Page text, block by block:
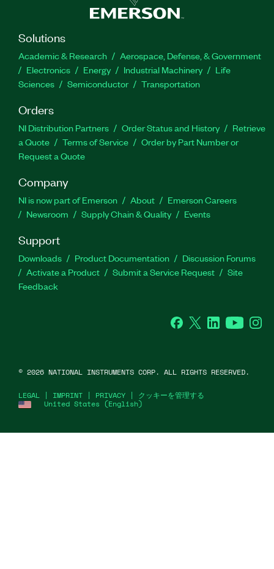
Solutions
Academic & Research
Aerospace, Defense, & Government
Electronics
Energy Industrial Machinery
Life
Sciences
Semiconductor Transportation
Orders
NI Distribution Partners Order Status and History
Retrieve
a Quote
Terms of Service
Order by Part Number or
Request a Quote
Company
NI is now part of Emerson About
Emerson Careers
Newsroom
Supply Chain & Quality Events
Support
Downloads Product Documentation
Discussion Forums
Activate a Product
Submit a Service Request
Site
Feedback
Facebook
Twitter LinkedInYouTube
United States (English)
LEGAL | IMPRINT | PRIVACY | クッキーを管理する
© 2026 NATIONAL INSTRUMENTS CORP. ALL RIGHTS RESERVED.